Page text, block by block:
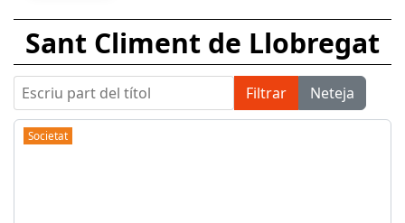
Sant Climent de Llobregat
Escriu part del títol Filtrar Neteja
Societat